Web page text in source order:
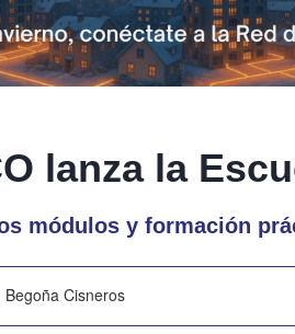
lanza la
módulos y formación
Begoña Cisneros